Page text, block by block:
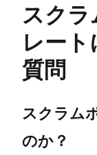
スク
レー
質問
スクラム
のか？